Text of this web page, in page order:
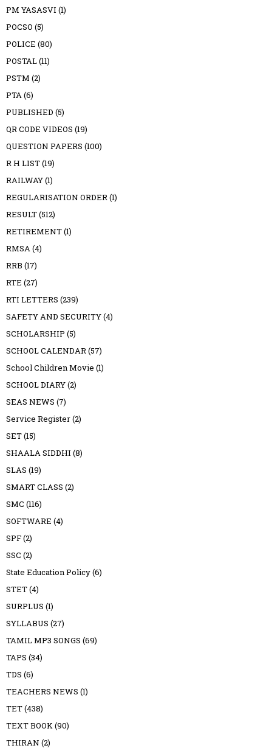
PM YASASVI (1)
POCSO (5)
POLICE (80)
POSTAL(11)
PSTM (2)
PTA(6)
PUBLISHED (5)
QR CODE VIDEOS (19)
QUESTION PAPERS (100)
R H LIST(19)
RAILWAY(1)
REGULARISATION ORDER(1)
RESULT(512)
RETIREMENT(1)
RMSA(4)
RRB (17)
RTE (27)
RTI LETTERS (239)
SAFETY AND SECURITY(4)
SCHOLARSHIP (5)
SCHOOL CALENDAR(57)
School Children Movie (1)
SCHOOL DIARY(2)
SEAS NEWS (7)
Service Register(2)
SET(15)
SHAALA SIDDHI (8)
SLAS (19)
SMART CLASS (2)
SMC (116)
SOFTWARE (4)
SPF(2)
SSC (2)
State Education Policy(6)
STET(4)
SURPLUS (1)
SYLLABUS (27)
TAMIL MP3 SONGS (69)
TAPS (34)
TDS (6)
TEACHERS NEWS (1)
TET(438)
TEXT BOOK(90)
THIRAN (2)